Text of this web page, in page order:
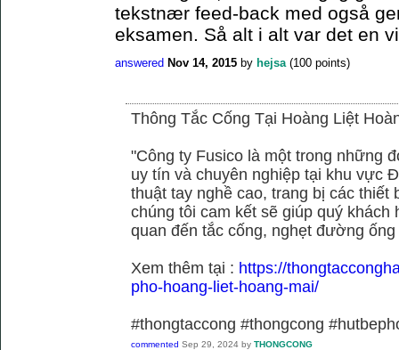
tekstnær feed-back med også
eksamen. Så alt i alt var det en
answered Nov 14, 2015 by hejsa (100 points)
Thông Tắc Cống Tại Hoàng Liệt
"Công ty Fusico là một trong những
uy tín và chuyên nghiệp tại khu vực
thuật tay nghề cao, trang bị các thiết
chúng tôi cam kết sẽ giúp quý
quan đến tắc cống, nghẹt đường
Xem thêm tại : https://
pho-hoang-liet-hoang-mai/
#thongtaccong #thongcong
commented Sep 29, 2024 by THONGCONG